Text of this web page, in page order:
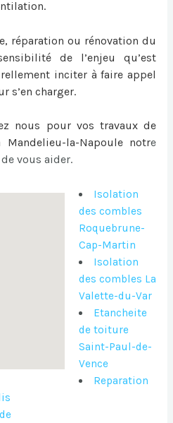
réparation ou rénovation du
de l’enjeu qu’est
inciter à faire appel
s’en charger.
nous pour vos travaux de
la-Napoule notre
vous aider.
Isolation
des combles
Roquebrune-
Cap-Martin
Isolation
des combles La
Valette-du-Var
Etancheite
de toiture
Saint-Paul-de-
Vence
Reparation